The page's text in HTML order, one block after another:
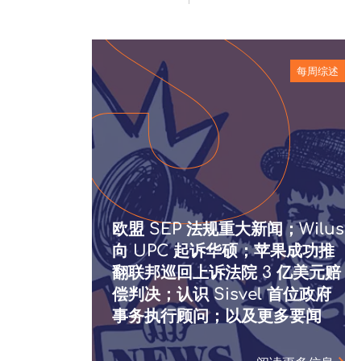
每周综述
欧盟 SEP 法规重大新闻；Wilus
向 UPC 起诉华硕；苹果成功推
翻联邦巡回上诉法院 3 亿美元赔
偿判决；认识 Sisvel 首位政府
事务执行顾问；以及更多要闻